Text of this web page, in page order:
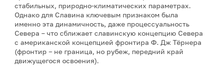
стабильных, природно-климатических параметрах.
Однако для Славина ключевым признаком была
именно эта динамичность, даже процессуальность
Севера – что сближает славинскую концепцию Севера
с американской концепцией фронтира Ф. Дж Тёрнера
(фронтир – не граница, но рубеж, передний край
движущегося освоения).